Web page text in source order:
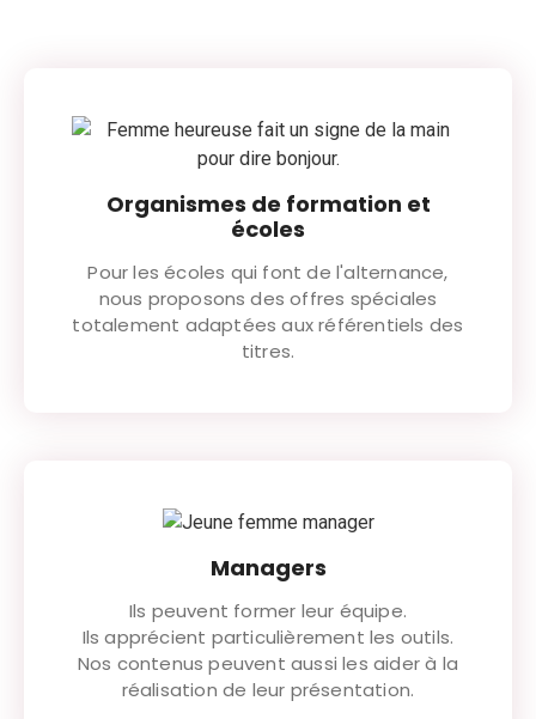
Organismes de formation et
écoles
Pour les écoles qui font de l'alternance,
nous proposons des offres spéciales
totalement adaptées aux référentiels des
titres.
Managers
Ils peuvent former leur équipe.
Ils apprécient particulièrement les outils.
Nos contenus peuvent aussi les aider à la
réalisation de leur présentation.